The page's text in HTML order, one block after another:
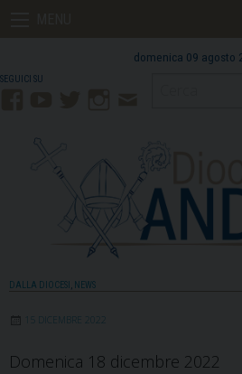
domenica 09 agosto
Mail
DALLA DIOCESI , NEWS
15 DICEMBRE 2022
Domenica 18 dicembre 2022